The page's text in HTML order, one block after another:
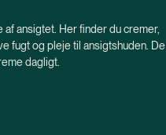
ansigtet. Her finder du cremer,
fugt og pleje til ansigtshuden. De
dagligt.